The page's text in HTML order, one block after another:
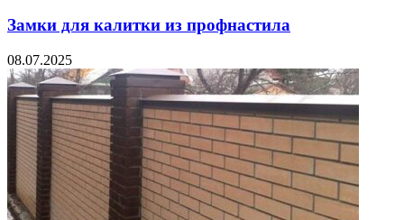
Замки для калитки из профнастила
08.07.2025